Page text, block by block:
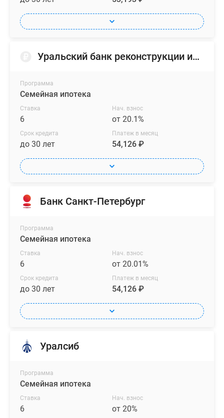
Уральский банк реконструкции и развития
Программа
Семейная ипотека
Ставка
6
Нач. взнос
от 20.1%
Срок кредита
до 30 лет
Платеж в месяц
54,126 ₽
Банк Санкт-Петербург
Программа
Семейная ипотека
Ставка
6
Нач. взнос
от 20.01%
Срок кредита
до 30 лет
Платеж в месяц
54,126 ₽
Уралсиб
Программа
Семейная ипотека
Ставка
6
Нач. взнос
от 20%